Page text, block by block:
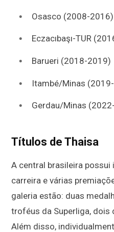
Osasco (2008-2016)
Eczacıbaşı-TUR
Barueri (2018-2019)
Itambé/Minas
Gerdau/Minas
Títulos de Thaisa
A central brasileira
carreira e várias
galeria estão: duas
troféus da Superliga, dois
Além disso,